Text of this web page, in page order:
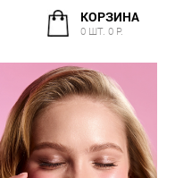
КОРЗИНА
0 ШТ. 0 Р.